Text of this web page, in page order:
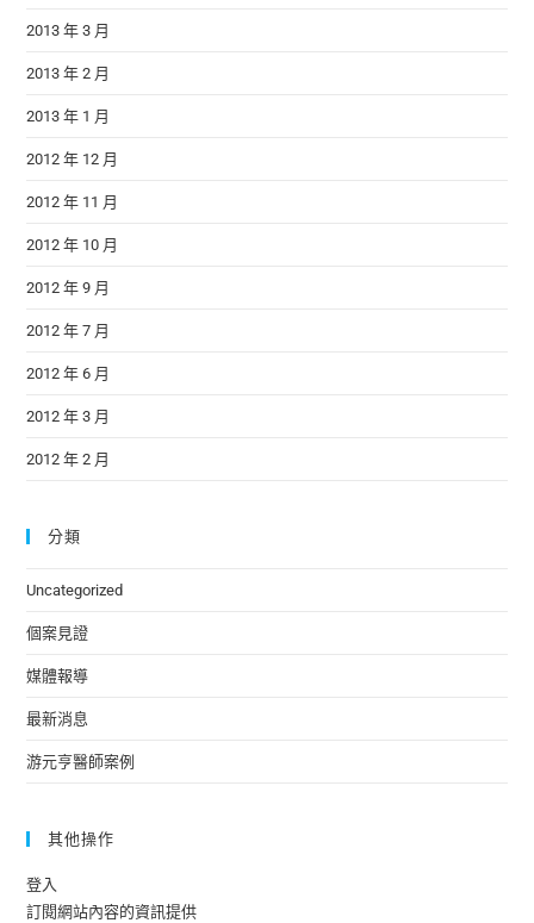
2013 年 3 月
2013 年 2 月
2013 年 1 月
2012 年 12 月
2012 年 11 月
2012 年 10 月
2012 年 9 月
2012 年 7 月
2012 年 6 月
2012 年 3 月
2012 年 2 月
分類
Uncategorized
個案見證
媒體報導
最新消息
游元亨醫師案例
其他操作
登入
訂閱網站內容的資訊提供